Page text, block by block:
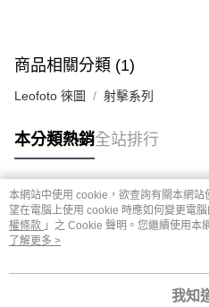
商品相關分類 (1)
Leofoto 徠圖 射擊系列
本分類熱銷全站排行
熱門標籤
本網站中使用 cookie，欲查詢有關本網
望在電腦上使用 cookie 時應如何變更電
權條款 」之 Cookie 聲明。您繼續使用本
用條款之 Cookie 聲明使用 cookie。
了解更多 >
我知